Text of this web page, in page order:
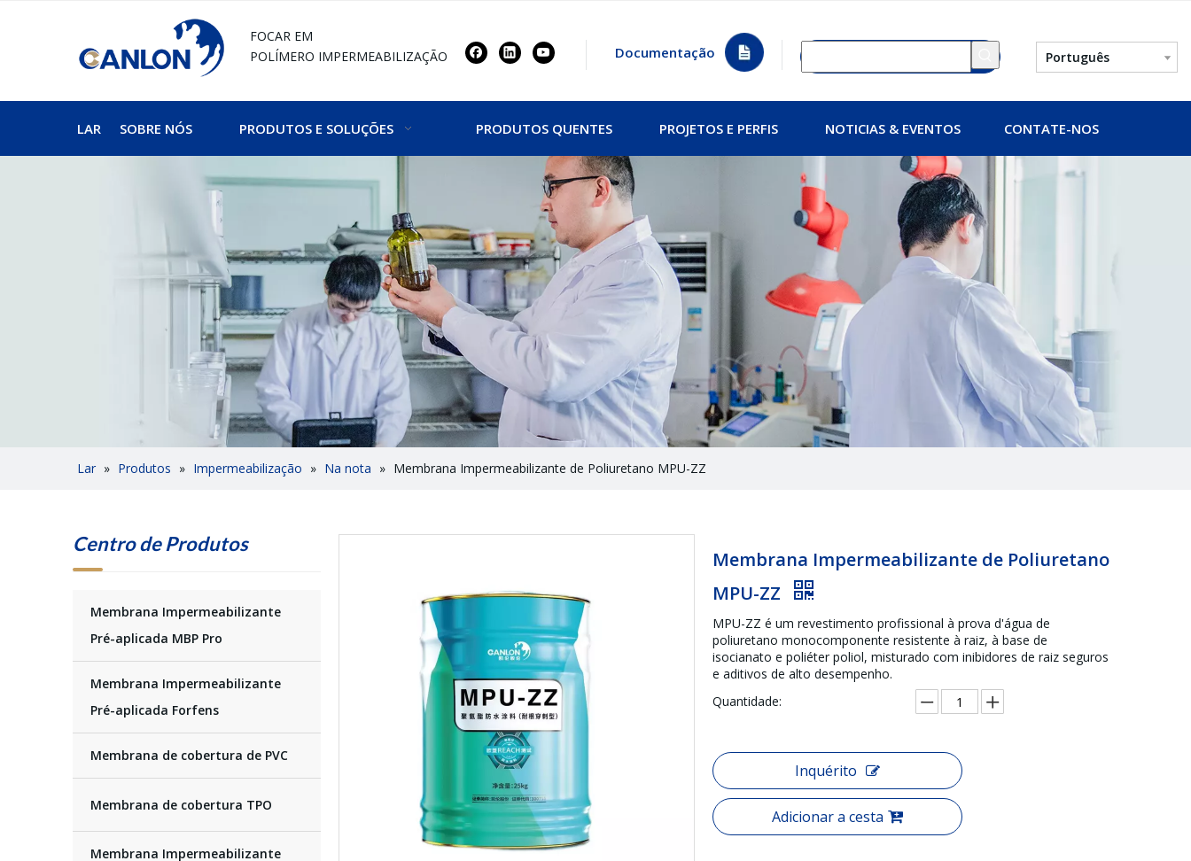
FOCAR EM
POLÍMERO IMPERMEABILIZAÇÃO Documentação Português
LAR SOBRE NÓS PRODUTOS E SOLUÇÕES PRODUTOS QUENTES PROJETOS E PERFIS NOTICIAS & EVENTOS CONTATE-NOS
Lar » Produtos » Impermeabilização » Na nota » Membrana Impermeabilizante de Poliuretano MPU-ZZ
Centro de Produtos
Membrana Impermeabilizante
Pré-aplicada MBP Pro
Membrana Impermeabilizante
Pré-aplicada Forfens
Membrana de cobertura de PVC
Membrana de cobertura TPO
Membrana Impermeabilizante
Membrana Impermeabilizante de Poliuretano
MPU-ZZ
MPU-ZZ é um revestimento profissional à prova d'água de
poliuretano monocomponente resistente à raiz, à base de
isocianato e poliéter poliol, misturado com inibidores de raiz seguros
e aditivos de alto desempenho.
Quantidade:
Inquérito
Adicionar a cesta